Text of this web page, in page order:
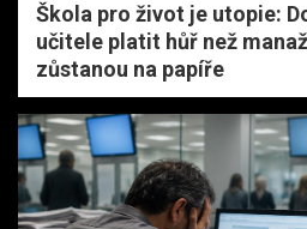
Škola pro život je utopie:
učitele platit hůř než
zůstanou na papíře